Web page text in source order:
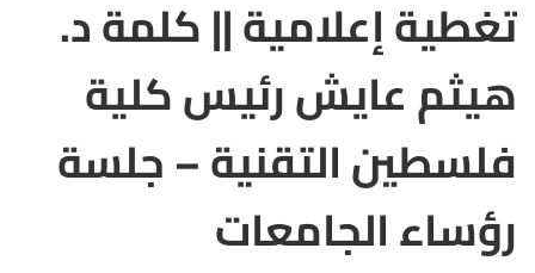
تغطية إعلامية || كلمة د.
هيثم عايش رئيس كلية
فلسطين التقنية – جلسة
رؤساء الجامعات